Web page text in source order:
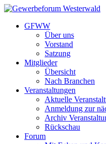
GFWW
Über uns
Vorstand
Satzung
Mitglieder
Übersicht
Nach Branchen
Veranstaltungen
Aktuelle
Anmeldung zur
Archiv
Rückschau
Forum